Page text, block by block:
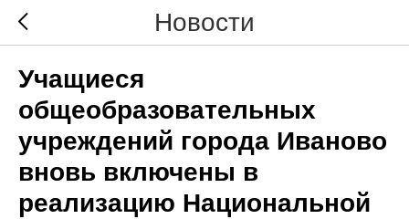
Новости
Учащиеся
общеобразовательных
учреждений города Иваново
вновь включены в
реализацию Национальной